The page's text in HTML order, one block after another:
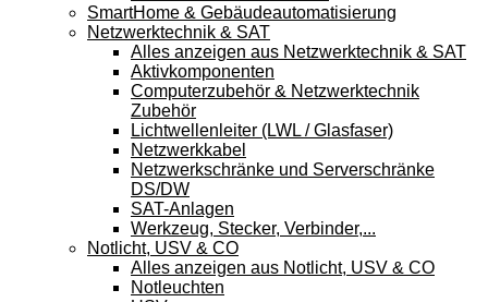
SmartHome & Gebäudeautomatisierung
Netzwerktechnik & SAT
Alles anzeigen aus Netzwerktechnik & SAT
Aktivkomponenten
Computerzubehör & Netzwerktechnik
Zubehör
Lichtwellenleiter (LWL / Glasfaser)
Netzwerkkabel
Netzwerkschränke und Serverschränke
DS/DW
SAT-Anlagen
Werkzeug, Stecker, Verbinder,...
Notlicht, USV & CO
Alles anzeigen aus Notlicht, USV & CO
Notleuchten